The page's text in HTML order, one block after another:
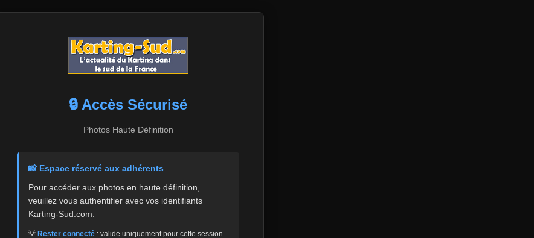
🔒 Accès Sécurisé
Photos Haute Définition
📸 Espace réservé aux adhérents
Pour accéder aux photos en haute définition,
veuillez vous authentifier avec vos identifiants
Karting-Sud.com.
💡 Rester connecté : valide uniquement pour cette session